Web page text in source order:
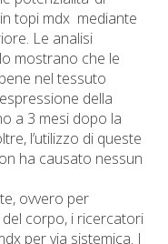
topi mdx mediante
Le analisi
mostrano che le
nel tessuto
della
a 3 mesi dopo la
l’utilizzo di queste
ha causato nessun
ovvero per
corpo, i ricercatori
per via sistemica. I